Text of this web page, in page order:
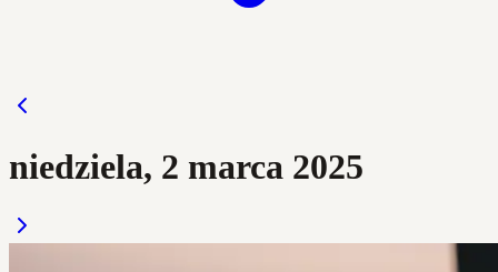
niedziela, 2 marca 2025